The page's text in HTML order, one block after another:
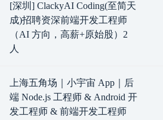
[深圳] ClackyAI Coding(至简天
成)招聘资深前端开发工程师
（AI 方向，高薪+原始股）2
人
上海五角场｜小宇宙 App｜后
端 Node.js 工程师 & Android 开
发工程师 & 前端开发工程师